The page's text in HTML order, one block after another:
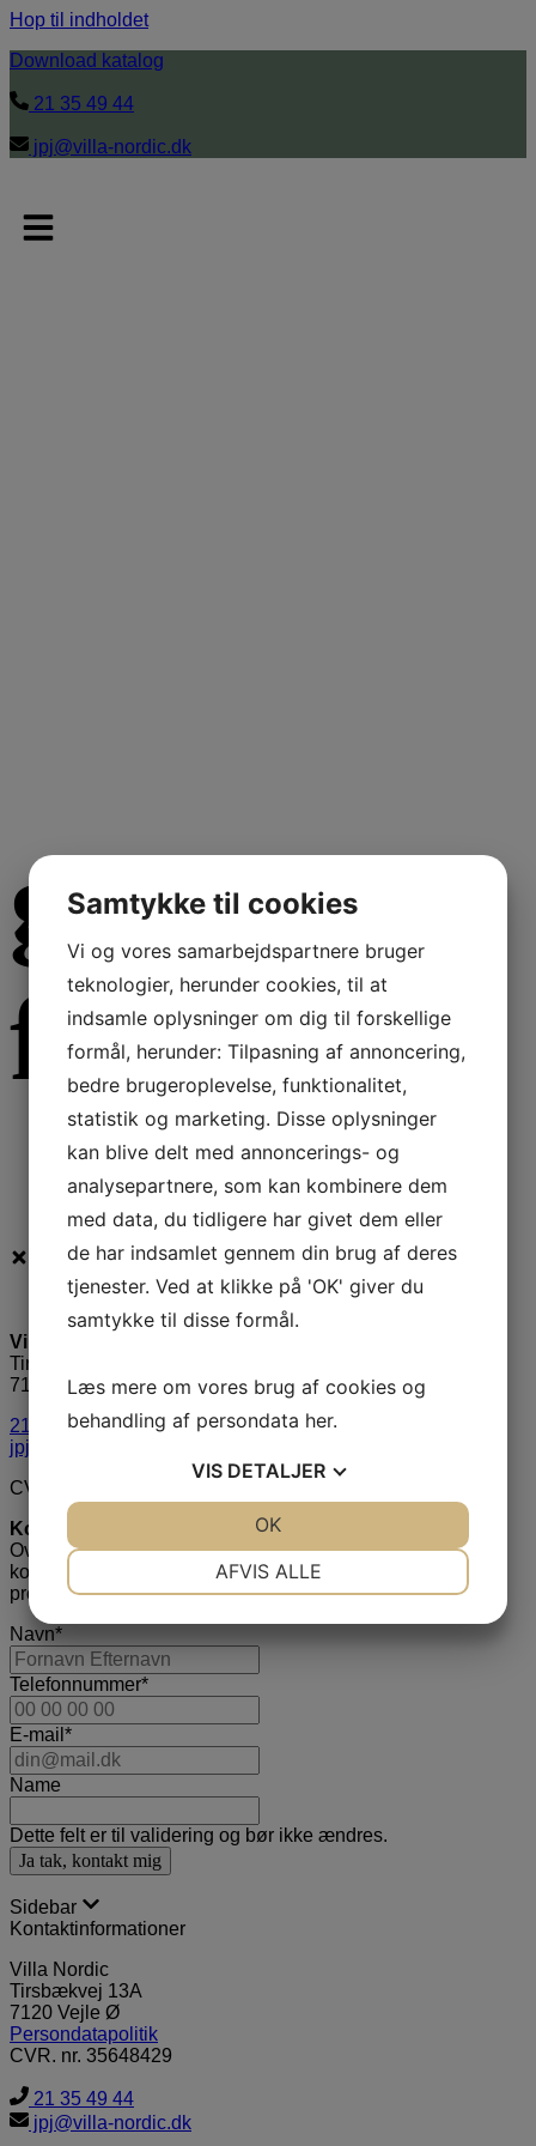
Hop til indholdet
Download katalog
21 35 49 44
jpj@villa-nordic.dk
green-
form-bg
Villa Nordic
Tirsbækvej 13A
7120 Vejle Ø
21 35 49 44
jpj@villa-nordic.dk
CVR: 35648429
Kontakt mig
Overvejer I at bygge nyt hus, er I meget velkommen til at
kontakte os via formularen her, så hjælper vi jer videre i
processen.
Navn*
Telefonnummer*
E-mail *
Name
Dette felt er til validering og bør ikke ændres.
Sidebar
Kontaktinformationer
Villa Nordic
Tirsbækvej 13A
7120 Vejle Ø
Persondatapolitik
CVR. nr. 35648429
21 35 49 44
jpj@villa-nordic.dk
Samtykke til cookies
Vi og vores samarbejdspartnere bruger
teknologier, herunder cookies, til at
indsamle oplysninger om dig til forskellige
formål, herunder: Tilpasning af annoncering,
bedre brugeroplevelse, funktionalitet,
statistik og marketing. Disse oplysninger
kan blive delt med annoncerings- og
analysepartnere, som kan kombinere dem
med data, du tidligere har givet dem eller
de har indsamlet gennem din brug af deres
tjenester. Ved at klikke på 'OK' giver du
samtykke til disse formål.
Læs mere om vores brug af cookies og
behandling af persondata her.
VIS DETALJER
MARKETING
AFVIS ALLE
OK